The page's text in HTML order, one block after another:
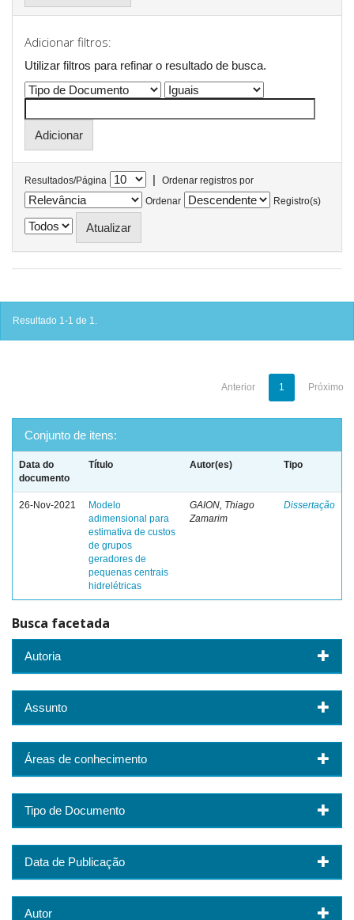
Adicionar filtros:
Utilizar filtros para refinar o resultado de busca.
Resultados/Página |
Ordenar registros por
Ordenar
Registro(s)
Resultado 1-1 de 1.
Anterior 1 Próximo
Conjunto de itens:
Data do
documento
Título Autor(es) Tipo
26-Nov-2021
Modelo
adimensional para
estimativa de custos
de grupos
geradores de
pequenas centrais
hidrelétricas
GAION, Thiago
Zamarim
Dissertação
Busca facetada
Autoria
Assunto
Áreas de conhecimento
Tipo de Documento
Data de Publicação
Autor